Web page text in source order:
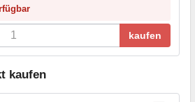
kaufen
kaufen